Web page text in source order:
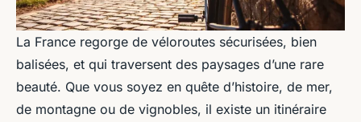
La France regorge de véloroutes sécurisées, bien
balisées, et qui traversent des paysages d’une rare
beauté. Que vous soyez en quête d’histoire, de mer,
de montagne ou de vignobles, il existe un itinéraire